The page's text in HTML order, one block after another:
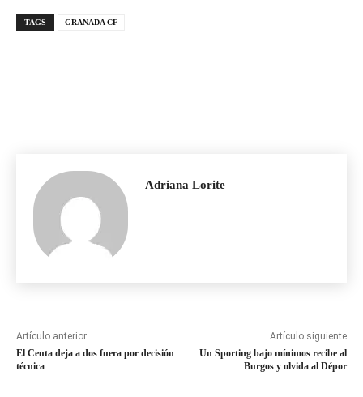
TAGS GRANADA CF
Adriana Lorite
Artículo anterior
El Ceuta deja a dos fuera por decisión
técnica
Artículo siguiente
Un Sporting bajo mínimos recibe al
Burgos y olvida al Dépor